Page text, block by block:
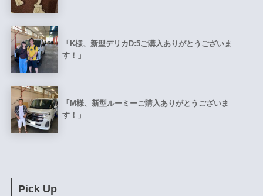
「K様、新型デリカD:5ご購入ありがとうございま
す！」
「M様、新型ルーミーご購入ありがとうございま
す！」
Pick Up